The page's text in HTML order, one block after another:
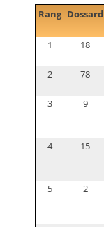
Rang Dossard
1
18
2 78
3 9
4 15
5 2